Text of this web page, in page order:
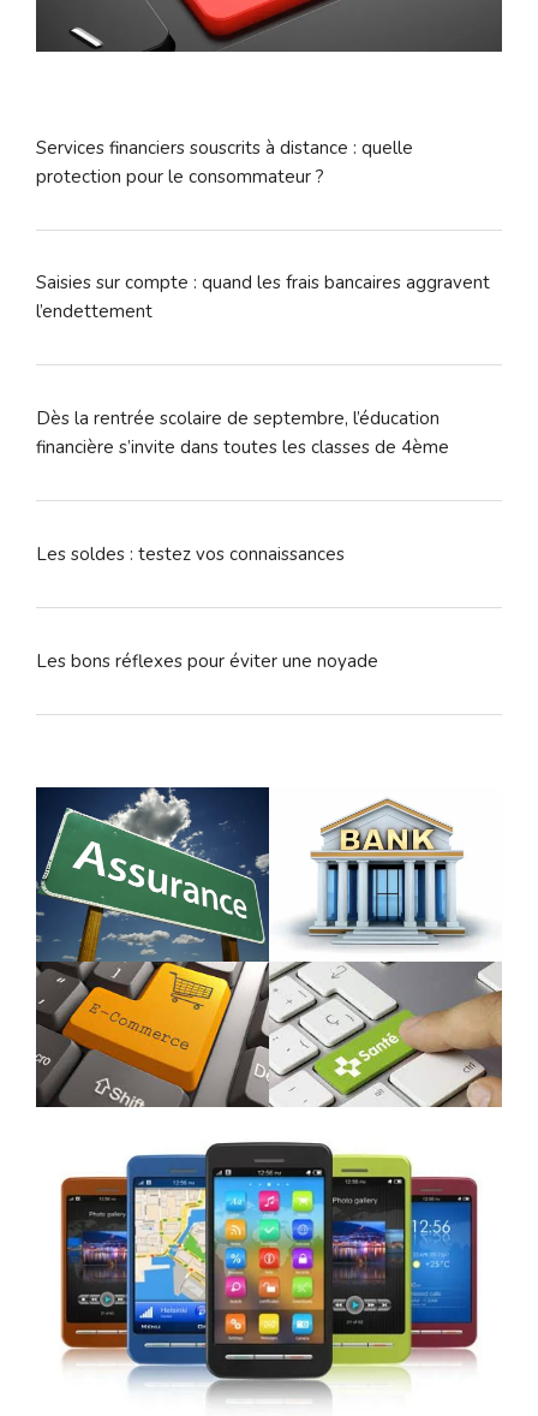
Services financiers souscrits à distance : quelle
protection pour le consommateur ?
Saisies sur compte : quand les frais bancaires aggravent
l’endettement
Dès la rentrée scolaire de septembre, l’éducation
financière s’invite dans toutes les classes de 4ème
Les soldes : testez vos connaissances
Les bons réflexes pour éviter une noyade